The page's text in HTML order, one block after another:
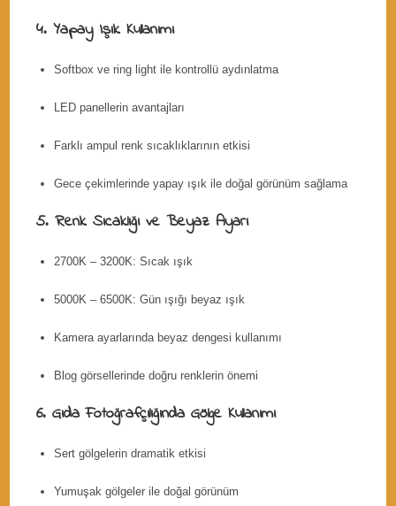
4. Yapay Işık Kullanımı
Softbox ve ring light ile kontrollü aydınlatma
LED panellerin avantajları
Farklı ampul renk sıcaklıklarının etkisi
Gece çekimlerinde yapay ışık ile doğal görünüm sağlama
5. Renk Sıcaklığı ve Beyaz Ayarı
2700K – 3200K: Sıcak ışık
5000K – 6500K: Gün ışığı beyaz ışık
Kamera ayarlarında beyaz dengesi kullanımı
Blog görsellerinde doğru renklerin önemi
6. Gıda Fotoğrafçılığında Gölge Kullanımı
Sert gölgelerin dramatik etkisi
Yumuşak gölgeler ile doğal görünüm